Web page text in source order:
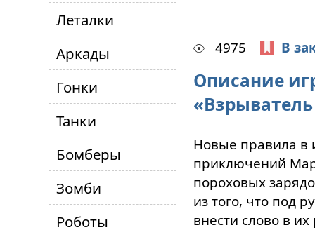
Леталки
Аркады
Гонки
Танки
Бомберы
Зомби
Роботы
4975 В
Описание
Новые правила в
приключений
пороховых
из того, что под
внести слово в